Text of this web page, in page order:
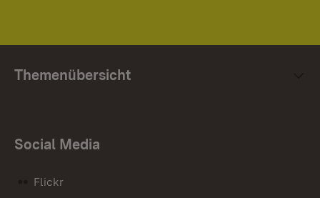
Themenübersicht
Social Media
Flickr